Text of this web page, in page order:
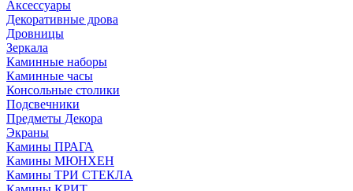
Аксессуары
Декоративные дрова
Дровницы
Зеркала
Каминные наборы
Каминные часы
Консольные столики
Подсвечники
Предметы Декора
Экраны
Камины ПРАГА
Камины МЮНХЕН
Камины ТРИ СТЕКЛА